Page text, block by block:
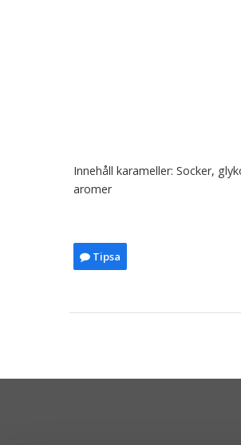
Innehåll karameller: Socker,
aromer
Tipsa